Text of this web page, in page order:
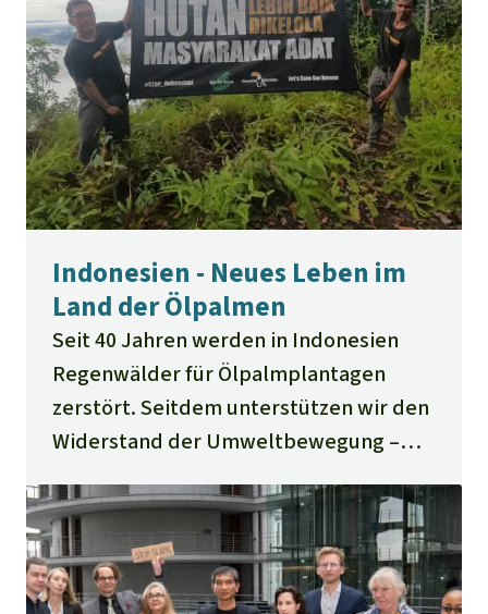
Indonesien - Neues Leben im
Land der Ölpalmen
Seit 40 Jahren werden in Indonesien
Regenwälder für Ölpalmplantagen
zerstört. Seitdem unterstützen wir den
Widerstand der Umweltbewegung –